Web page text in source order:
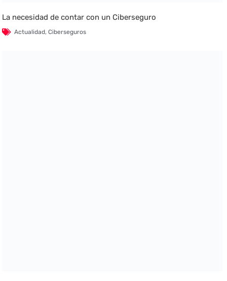
La necesidad de contar con un Ciberseguro
Actualidad,Ciberseguros